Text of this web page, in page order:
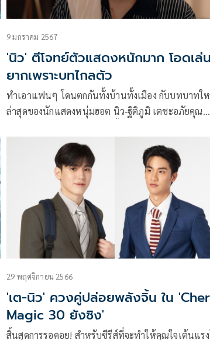
9 มกราคม 2567
'นิว' ตีโจทย์ตัวแสดงหนักมาก โอดเล่น
ยากเพราะบทไกลตัว
ทำเอาแฟนๆ โดนตกกันทั้งบ้านทั้งเมือง กับบทบาทใ
ล่าสุดของนักแสดงหนุ่มฮอต นิว-ฐิติภูมิ เตชะอภัยคุณ
ไทยจากมังงะญี่ปุ่นเรื่องดัง Cherry Magic 30 ยังซิง จาก
GMMTV โดยหนุ่มนิวได้เผยถึงการทำงานในครั้งนี้ว่า
29 พฤศจิกายน 2566
'เต-นิว' ควงคู่ปล่อยพลังจิ้น ใน
Magic 30 ยังซิง'
สิ้นสุดการรอคอย! สำหรับซีรีส์ที่จะทำให้คุณใจเต้นแร